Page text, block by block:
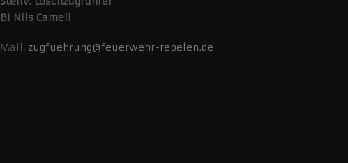
BI Nils Cameli
Mail: zugfuehrung@feuerwehr-repelen.de